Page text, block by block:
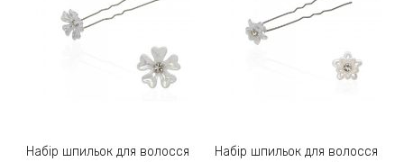
Набір шпильок для волосся
Набір шпильок для волосся